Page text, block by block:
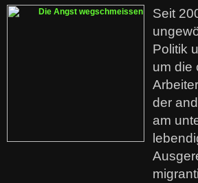
Seit
Politik
um die
der
am